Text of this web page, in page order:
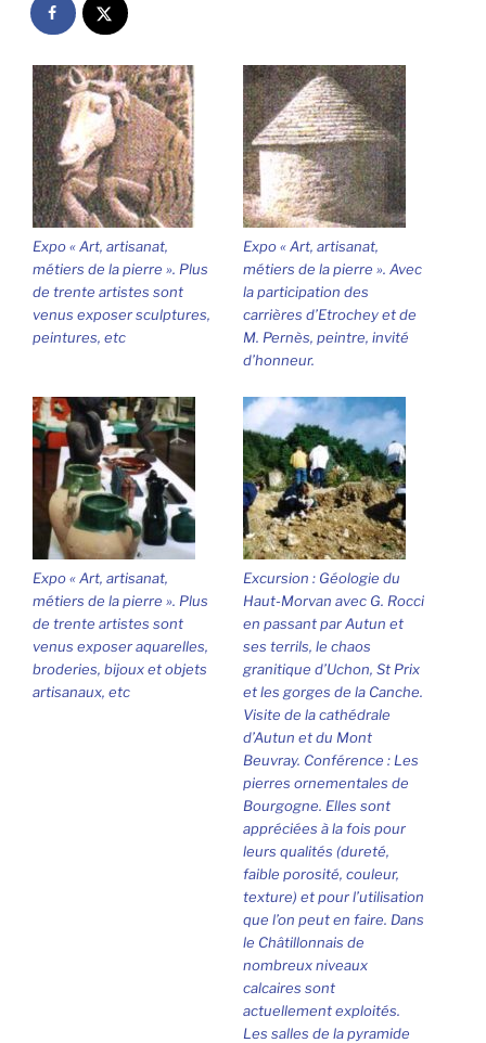
Expo « Art, artisanat,
métiers de la pierre ». Plus
de trente artistes sont
venus exposer sculptures,
peintures, etc
Expo « Art, artisanat,
métiers de la pierre ». Avec
la participation des
carrières d’Etrochey et de
M. Pernès, peintre, invité
d’honneur.
Expo « Art, artisanat,
métiers de la pierre ». Plus
de trente artistes sont
venus exposer aquarelles,
broderies, bijoux et objets
artisanaux, etc
Excursion : Géologie du
Haut-Morvan avec G. Rocci
en passant par Autun et
ses terrils, le chaos
granitique d’Uchon, St Prix
et les gorges de la Canche.
Visite de la cathédrale
d’Autun et du Mont
Beuvray. Conférence : Les
pierres ornementales de
Bourgogne. Elles sont
appréciées à la fois pour
leurs qualités (dureté,
faible porosité, couleur,
texture) et pour l’utilisation
que l’on peut en faire. Dans
le Châtillonnais de
nombreux niveaux
calcaires sont
actuellement exploités.
Les salles de la pyramide